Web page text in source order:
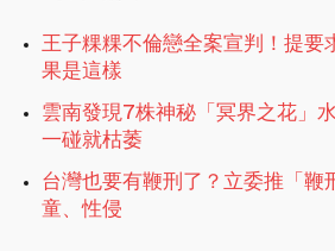
王子粿粿不倫戀全案宣判！提要
果是這樣
雲南發現7株神秘「冥界之花」
一碰就枯萎
台灣也要有鞭刑了？立委推「鞭
童、性侵